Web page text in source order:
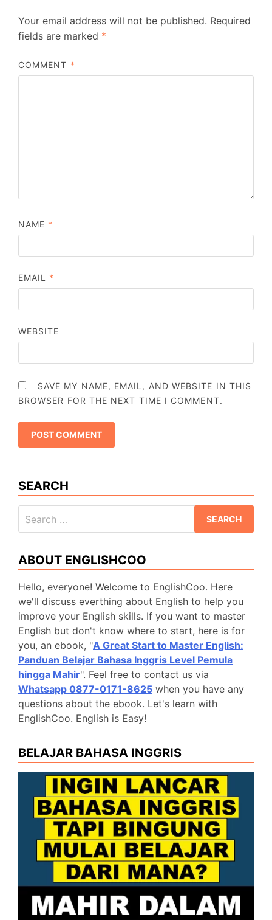
Your email address will not be published. Required
fields are marked *
COMMENT *
NAME *
EMAIL *
WEBSITE
SAVE MY NAME, EMAIL, AND WEBSITE IN THIS
BROWSER FOR THE NEXT TIME I COMMENT.
SEARCH
for:
ABOUT ENGLISHCOO
Hello, everyone! Welcome to EnglishCoo. Here
we'll discuss everthing about English to help you
improve your English skills. If you want to master
English but don't know where to start, here is for
you, an ebook, "A Great Start to Master English:
Panduan Belajar Bahasa Inggris Level Pemula
hingga Mahir". Feel free to contact us via
Whatsapp 0877-0171-8625 when you have any
questions about the ebook. Let's learn with
EnglishCoo. English is Easy!
BELAJAR BAHASA INGGRIS